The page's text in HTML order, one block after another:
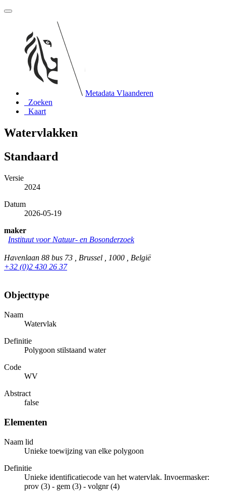
Metadata Vlaanderen
Zoeken
Kaart
Watervlakken
Standaard
Versie
2024
Datum
2026-05-19
maker
Instituut voor Natuur- en Bosonderzoek
Havenlaan 88 bus 73 , Brussel , 1000 , België
+32 (0)2 430 26 37
Objecttype
Naam
Watervlak
Definitie
Polygoon stilstaand water
Code
WV
Abstract
false
Elementen
Naam lid
Unieke toewijzing van elke polygoon
Definitie
Unieke identificatiecode van het watervlak. Invoermasker:
prov (3) - gem (3) - volgnr (4)